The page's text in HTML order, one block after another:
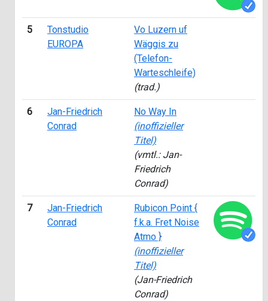
5
Tonstudio
EUROPA
Vo Luzern uf
Wäggis zu
(Telefon-
Warteschleife)
(trad.)
6
Jan-Friedrich
Conrad
No Way In
(inoffizieller
Titel)
(vmtl.: Jan-
Friedrich
Conrad)
7
Jan-Friedrich
Conrad
Rubicon Point {
f.k.a. Fret Noise
Atmo }
(inoffizieller
Titel)
(Jan-Friedrich
Conrad)